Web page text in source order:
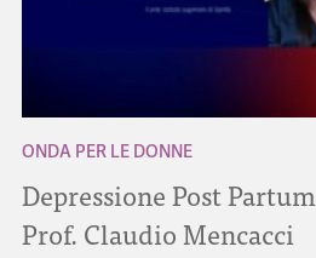
ONDA PER LE DONNE
Depressione Post
Prof. Claudio Mencacci